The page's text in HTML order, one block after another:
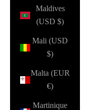
Maldives
(USD $)
Mali (USD
$)
Malta (EUR
€)
Martinique